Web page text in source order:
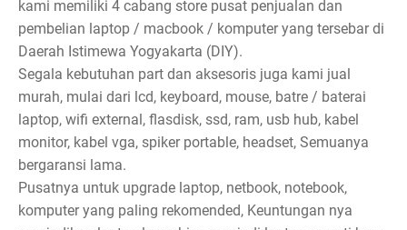
kami memiliki 4 cabang store pusat penjualan dan
pembelian laptop / macbook / komputer yang tersebar di
Daerah Istimewa Yogyakarta (DIY).
Segala kebutuhan part dan aksesoris juga kami jual
murah, mulai dari lcd, keyboard, mouse, batre / baterai
laptop, wifi external, flasdisk, ssd, ram, usb hub, kabel
monitor, kabel vga, spiker portable, headset, Semuanya
bergaransi lama.
Pusatnya untuk upgrade laptop, netbook, notebook,
komputer yang paling rekomended, Keuntungan nya